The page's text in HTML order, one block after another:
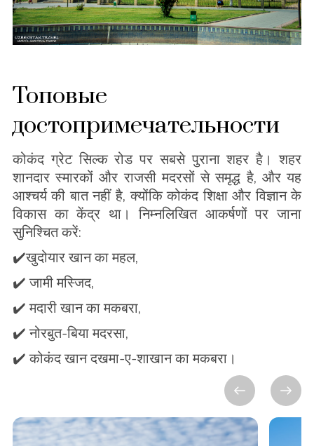
Топовые
достопримечательности
कोकंद ग्रेट सिल्क रोड पर सबसे पुराना शहर है। शहर
शानदार स्मारकों और राजसी मदरसों से समृद्ध है, और यह
आश्चर्य की बात नहीं है, क्योंकि कोकंद शिक्षा और विज्ञान के
विकास का केंद्र था। निम्नलिखित आकर्षणों पर जाना
सुनिश्चित करें:
✔️खुदोयार खान का महल,
✔️ जामी मस्जिद,
✔️ मदारी खान का मकबरा,
✔️ नोरबुत-बिया मदरसा,
✔️ कोकंद खान दखमा-ए-शाखान का मकबरा।